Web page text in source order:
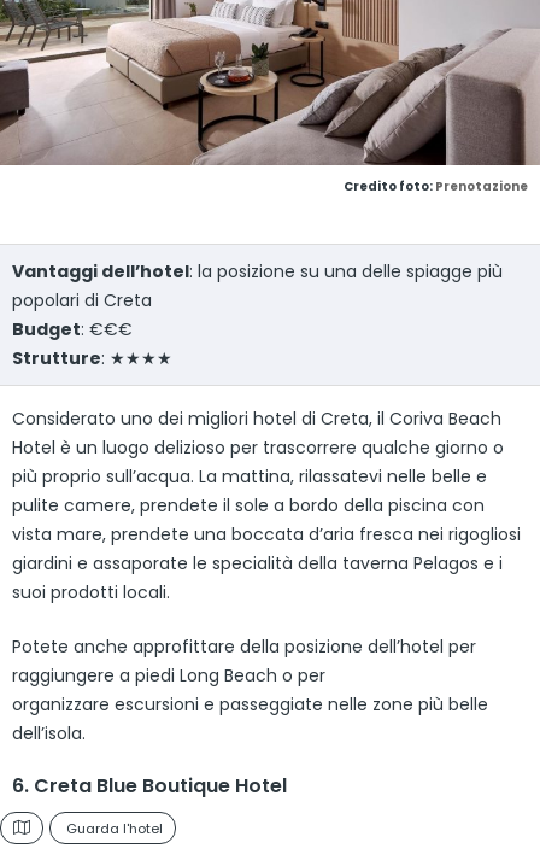
Credito foto: Prenotazione
Vantaggi dell’hotel: la posizione su una delle spiagge più
popolari di Creta
Budget: €€€
Strutture: ★★★★
Considerato uno dei migliori hotel di Creta, il Coriva Beach
Hotel è un luogo delizioso per trascorrere qualche giorno o
più proprio sull’acqua. La mattina, rilassatevi nelle belle e
pulite camere, prendete il sole a bordo della piscina con
vista mare, prendete una boccata d’aria fresca nei rigogliosi
giardini e assaporate le specialità della taverna Pelagos e i
suoi prodotti locali.
Potete anche approfittare della posizione dell’hotel per
raggiungere a piedi Long Beach o per
organizzare escursioni e passeggiate nelle zone più belle
dell’isola.
6. Creta Blue Boutique Hotel
Guarda l'hotel